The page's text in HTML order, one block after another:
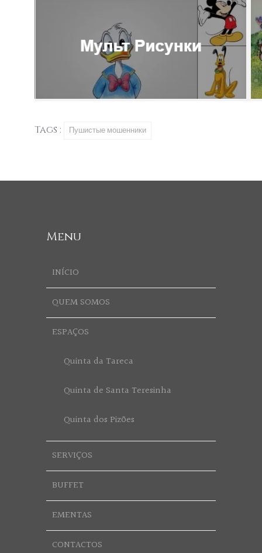
Tags : Пушистые мошенники
Menu
INÍCIO
QUEM SOMOS
ESPAÇOS
Quinta da Tareca
Quinta de Santa Teresinha
Quinta dos Pizões
SERVIÇOS
BUFFET
EMENTAS
CONTACTOS